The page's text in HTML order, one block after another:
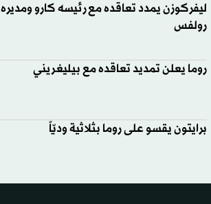
ليفركوزن يمدد تعاقده مع رئيسه كارو ومديره
رولفس
روما يعلن تمديد تعاقده مع بيليغريني
برايتون يقسو على روما بثلاثية وديّاً